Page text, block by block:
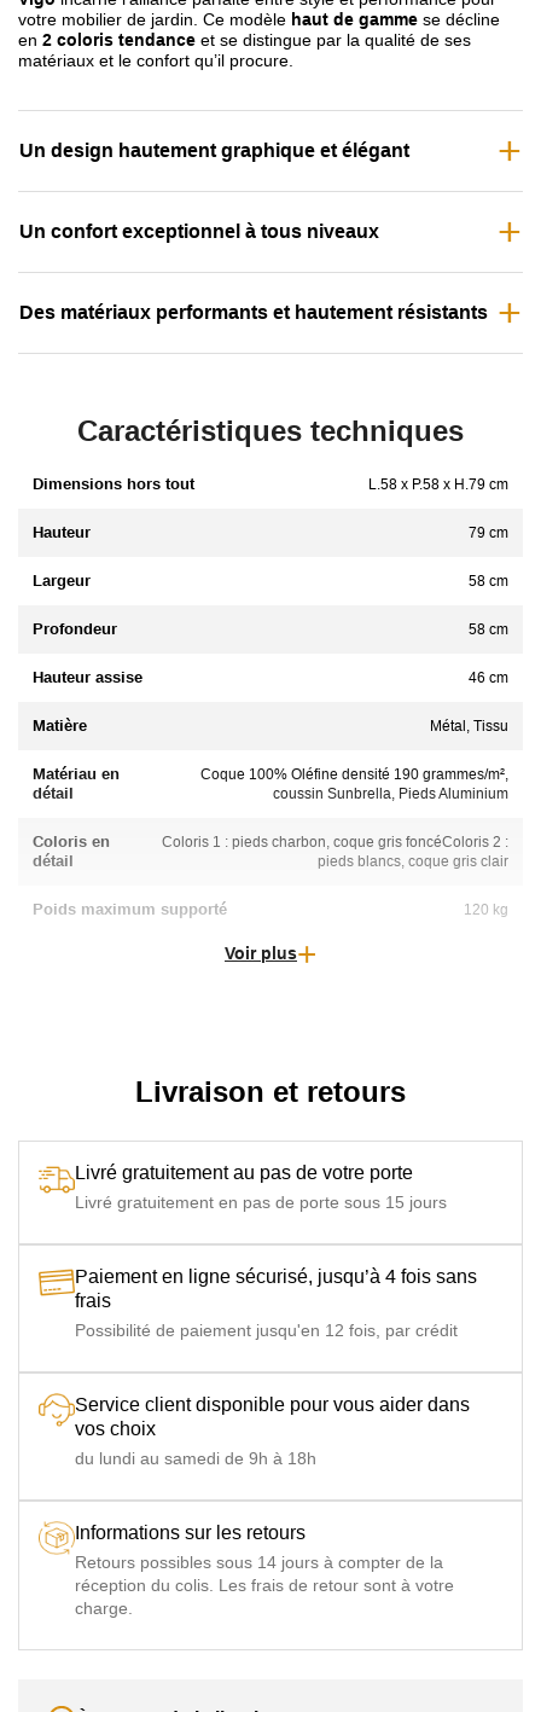
votre mobilier de jardin. Ce modèle haut de gamme se décline
en 2 coloris tendance et se distingue par la qualité de ses
matériaux et le confort qu’il procure.
Un design hautement graphique et élégant
Un confort exceptionnel à tous niveaux
Des matériaux performants et hautement résistants
Caractéristiques techniques
Dimensions hors tout L.58 x P.58 x H.79 cm
Hauteur 79 cm
Largeur 58 cm
Profondeur 58 cm
Hauteur assise 46 cm
Matière Métal, Tissu
Matériau en
détail
Coque 100% Oléfine densité 190 grammes/m²,
coussin Sunbrella, Pieds Aluminium
Coloris en
détail
Coloris 1 : pieds charbon, coque gris foncéColoris 2 :
pieds blancs, coque gris clair
Poids maximum supporté 120 kg
Voir plus
Livraison et retours
Livré gratuitement au pas de votre porte
Livré gratuitement en pas de porte sous 15 jours
Paiement en ligne sécurisé, jusqu’à 4 fois sans
frais
Possibilité de paiement jusqu'en 12 fois, par crédit
Service client disponible pour vous aider dans
vos choix
du lundi au samedi de 9h à 18h
Informations sur les retours
Retours possibles sous 14 jours à compter de la
réception du colis. Les frais de retour sont à votre
charge.